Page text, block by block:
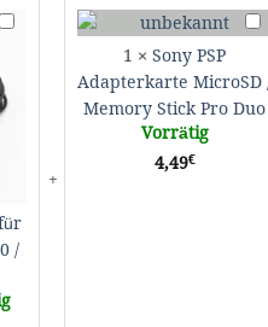
5V
3000
/
Sony
/
1 ×Sony PSP
Adapterkarte MicroSD
Memory Stick Pro Duo
Vorrätig
4,49€